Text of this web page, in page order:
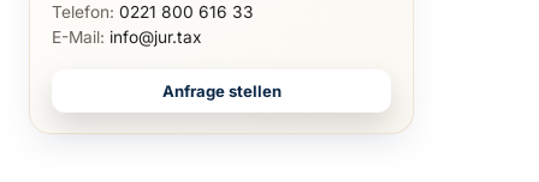
Telefon: 0221 800 616 33
E-Mail: info@jur.tax
Anfrage stellen